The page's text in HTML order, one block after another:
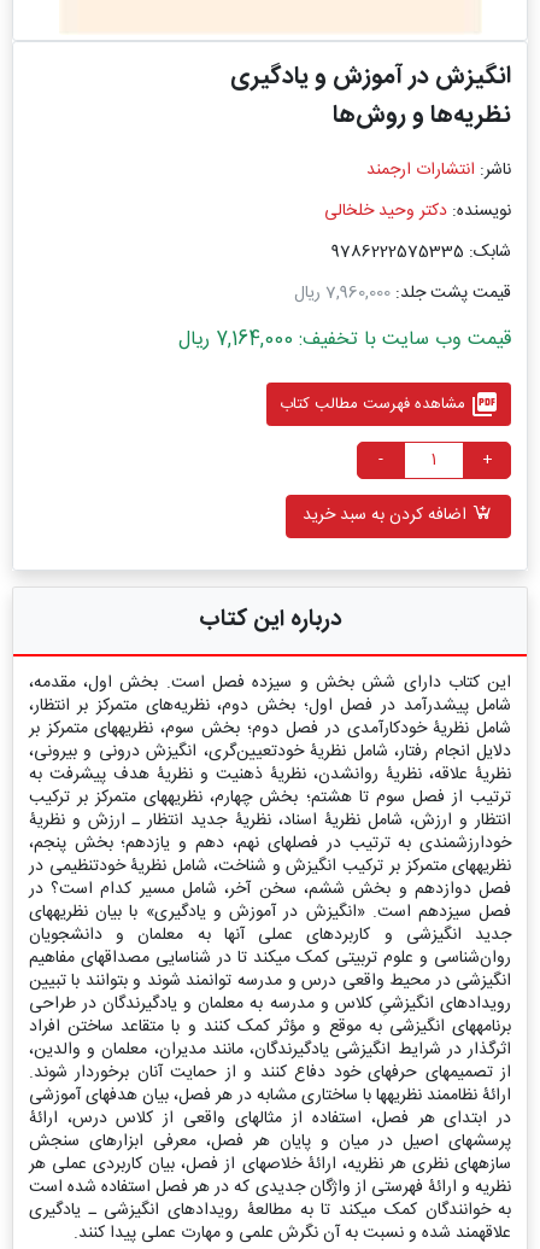
انگیزش در آموزش و یادگیری
نظریه‌ها و روش‌ها
ناشر: انتشارات ارجمند
نویسنده: دکتر وحید خلخالی
شابک: 9786222575335
قیمت پشت جلد: 7,960,000 ریال
قیمت وب سایت با تخفیف: 7,164,000 ریال
picture_as_pdf مشاهده فهرست مطالب کتاب
+
-
اضافه کردن به سبد خرید
درباره این کتاب
این کتاب دارای شش بخش و سیزده فصل است. بخش اول، مقدمه،
شامل پیش‏درآمد در فصل اول؛ بخش دوم، نظریه‌های متمرکز بر انتظار،
شامل نظریۀ خودکارآمدی در فصل دوم؛ بخش سوم، نظریه‏های متمرکز بر
دلایل انجام رفتار، شامل نظریۀ خودتعیین‌گری، انگیزش درونی و بیرونی،
نظریۀ علاقه، نظریۀ روان‏شدن، نظریۀ ذهنیت و نظریۀ هدف پیشرفت به
ترتیب از فصل سوم تا هشتم؛ بخش چهارم، نظریه‏های متمرکز بر ترکیب
انتظار و ارزش، شامل نظریۀ اسناد، نظریۀ جدید انتظار ـ ارزش و نظریۀ
خودارزشمندی به ترتیب در فصل‏های نهم، دهم و یازدهم؛ بخش پنجم،
نظریه‏های متمرکز بر ترکیب انگیزش و شناخت، شامل نظریۀ خودتنظیمی در
فصل دوازدهم و بخش ششم، سخن آخر، شامل مسیر کدام است؟ در
فصل سیزدهم است. «انگیزش در آموزش و یادگیری» با بیان نظریه‏های
جدید انگیزشی و کاربردهای عملی آنها به معلمان و دانشجویان
روان‌شناسی و علوم تربیتی کمک می‏کند تا در شناسایی مصداق‏های مفاهیم
انگیزشی در محیط واقعی درس و مدرسه توانمند شوند و بتوانند با تبیین
رویدادهای انگیزشیِ کلاس و مدرسه به معلمان و یادگیرندگان در طراحی
برنامه‏های انگیزشی به موقع و مؤثر کمک کنند و با متقاعد ساختن افراد
اثرگذار در شرایط انگیزشی یادگیرندگان، مانند مدیران، معلمان و والدین،
از تصمیم‏های حرفه‏ای خود دفاع کنند و از حمایت آنان برخوردار شوند.
ارائۀ نظام‏مند نظریه‏ها با ساختاری مشابه در هر فصل، بیان هدف‏های آموزشی
در ابتدای هر فصل، استفاده از مثال‏های واقعی از کلاس درس، ارائۀ
پرسش‏های اصیل در میان و پایان هر فصل، معرفی ابزارهای سنجش
سازه‏های نظری هر نظریه، ارائۀ خلاصه‏ای از فصل، بیان کاربردی عملی هر
نظریه و ارائۀ فهرستی از واژگان جدیدی که در هر فصل استفاده شده است
به خوانندگان کمک می‏کند تا به مطالعۀ رویدادهای انگیزشی ـ یادگیری
علاقه‏مند شده و نسبت به آن نگرش علمی و مهارت عملی پیدا کنند.